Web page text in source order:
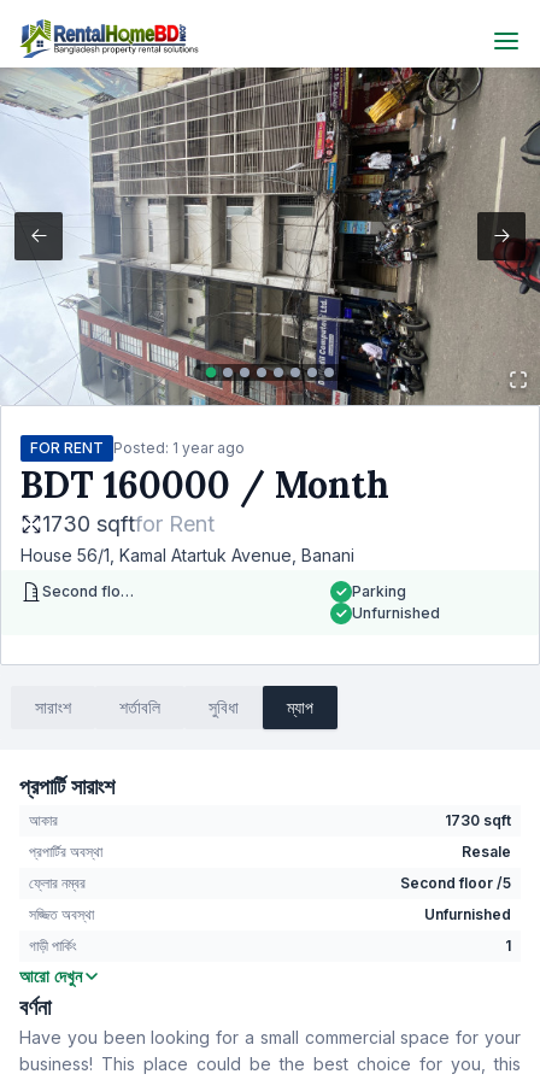
FOR RENT Posted: 1 year ago
BDT 160000 / Month
1730 sqftfor Rent
House 56/1, Kamal Atartuk Avenue, Banani
Second floor
Parking
Unfurnished
সারাংশ শর্তাবলি সুবিধা ম্যাপ
প্রপার্টি সারাংশ
আকার
1730 sqft
প্রপার্টির অবস্থা
Resale
ফ্লোর নম্বর
Second floor /5
সজ্জিত অবস্থা
Unfurnished
গাড়ী পার্কিং
1
বাথরুম
বসার রুম
Drawing Room
No
খাবার রুম
No
আরো দেখুন
বর্ণনা
Have you been looking for a small commercial space for your
business! This place could be the best choice for you, this